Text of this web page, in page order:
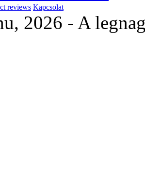
reviews Kapcsolat
2026 - A